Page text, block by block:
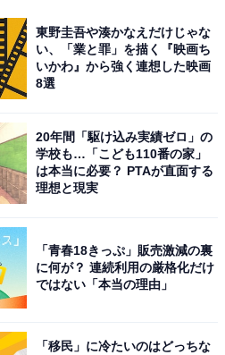
東野圭吾や湊かなえだけじゃな
い、「業と罪」を描く『映画ち
いかわ』から強く連想した映画
8選
20年間「駆け込み実績ゼロ」の
学校も…「こども110番の家」
は本当に必要？ PTAが直面する
理想と現実
「青春18きっぷ」販売激減の裏
に何が？ 連続利用の厳格化だけ
ではない「本当の理由」
「移民」に冷たいのはどっちな